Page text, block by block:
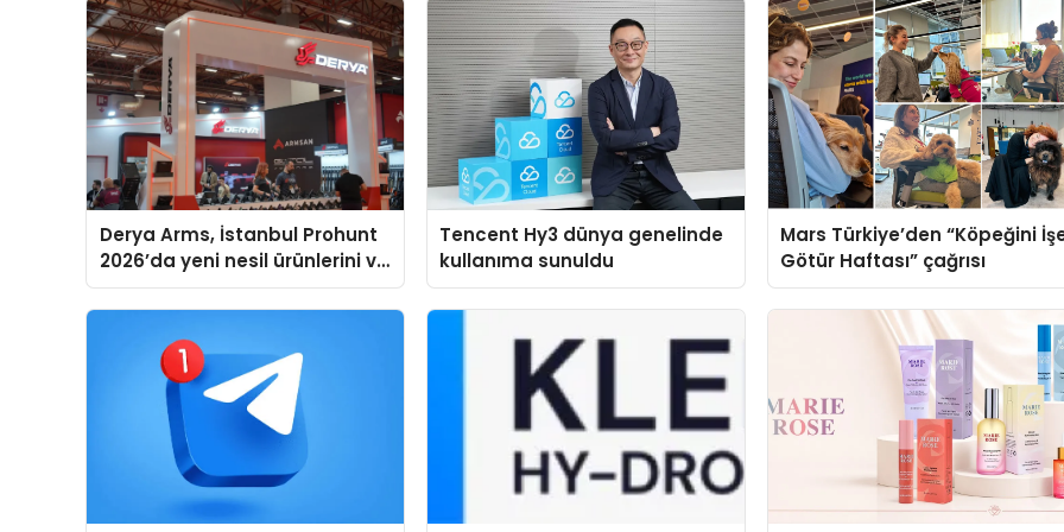
Derya Arms, İstanbul Prohunt
2026’da yeni nesil ürünlerini ve
global marka vizyonunu
sergiledi
Tencent Hy3 dünya genelinde
kullanıma sunuldu
Mars Türkiye’den “Köpeğini
Götür Haftası” çağrısı